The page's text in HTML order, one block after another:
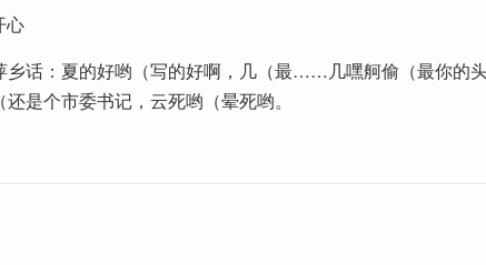
心
乡话：夏的好哟（写的好啊，几（最……几嘿舸偷（最你的
是个市委书记，云死哟（晕死哟。